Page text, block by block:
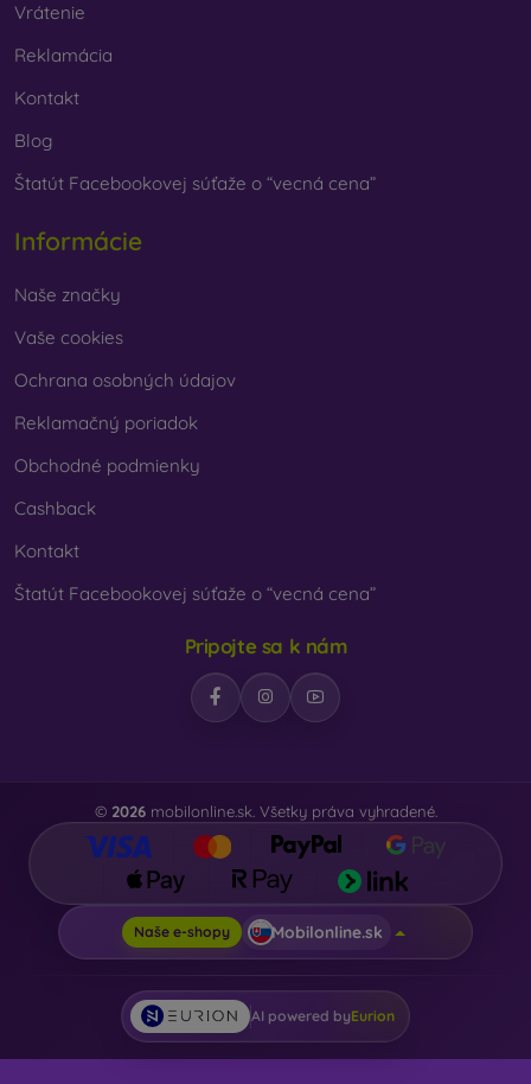
Vrátenie
Reklamácia
Kontakt
Blog
Štatút Facebookovej súťaže o “vecná cena”
Informácie
Naše značky
Vaše cookies
Ochrana osobných údajov
Reklamačný poriadok
Obchodné podmienky
Cashback
Kontakt
Štatút Facebookovej súťaže o “vecná cena”
Pripojte sa k nám
© 2026mobilonline.sk. Všetky práva vyhradené.
Naše e-shopy Mobilonline.sk
AI powered byEurion